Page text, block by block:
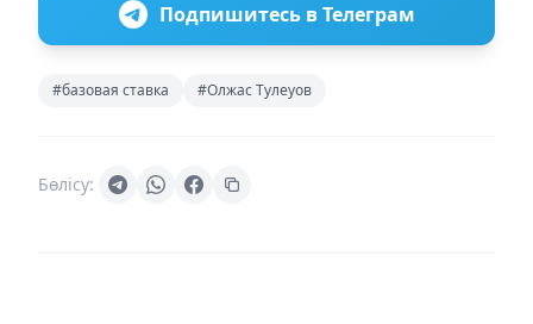
Подпишитесь в Телеграм
#базовая ставка #Олжас Тулеуов
Бөлісу: